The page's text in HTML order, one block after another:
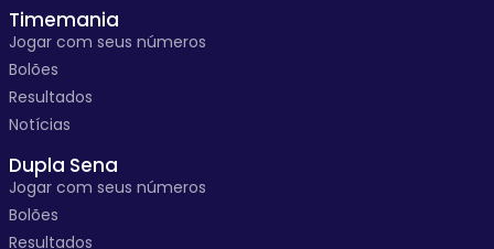
Timemania
Jogar com seus números
Bolões
Resultados
Notícias
Dupla Sena
Jogar com seus números
Bolões
Resultados